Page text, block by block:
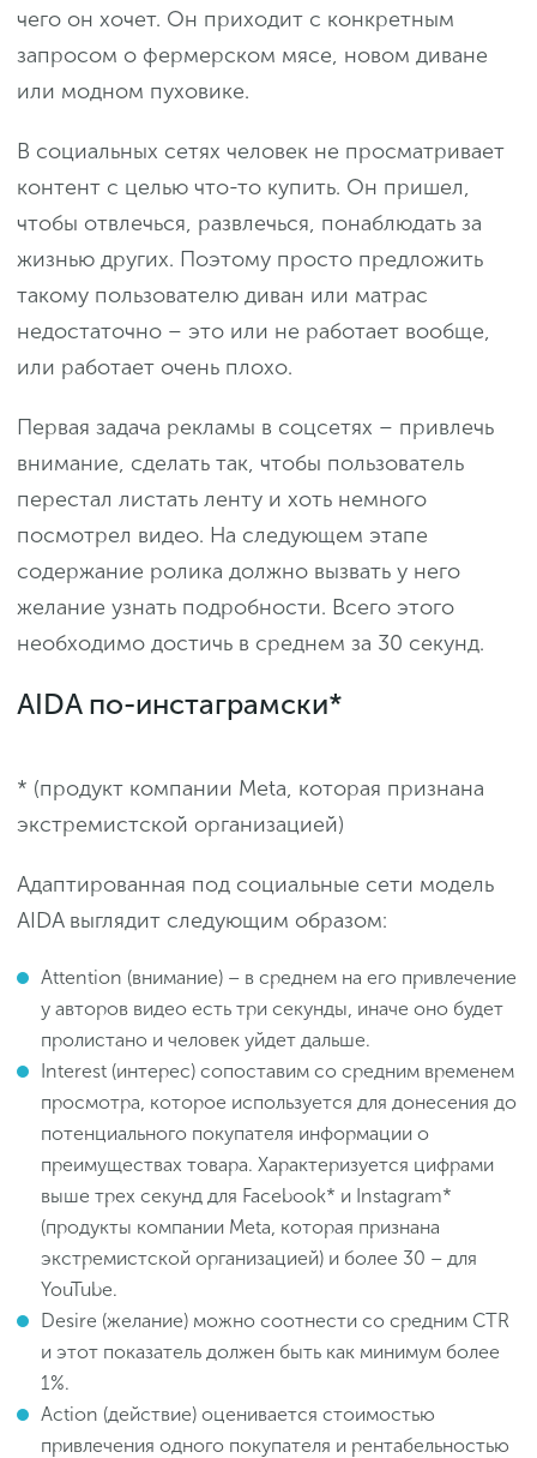
чего он хочет. Он приходит с конкретным
запросом о фермерском мясе, новом диване
или модном пуховике.
В социальных сетях человек не просматривает
контент с целью что-то купить. Он пришел,
чтобы отвлечься, развлечься, понаблюдать за
жизнью других. Поэтому просто предложить
такому пользователю диван или матрас
недостаточно – это или не работает вообще,
или работает очень плохо.
Первая задача рекламы в соцсетях – привлечь
внимание, сделать так, чтобы пользователь
перестал листать ленту и хоть немного
посмотрел видео. На следующем этапе
содержание ролика должно вызвать у него
желание узнать подробности. Всего этого
необходимо достичь в среднем за 30 секунд.
AIDA по-инстаграмски*
* (продукт компании Meta, которая признана
экстремистской организацией)
Адаптированная под социальные сети модель
AIDA выглядит следующим образом:
Attention (внимание) – в среднем на его привлечение
у авторов видео есть три секунды, иначе оно будет
пролистано и человек уйдет дальше.
Interest (интерес) сопоставим со средним временем
просмотра, которое используется для донесения до
потенциального покупателя информации о
преимуществах товара. Характеризуется цифрами
выше трех секунд для Facebook* и Instagram*
(продукты компании Meta, которая признана
экстремистской организацией) и более 30 – для
YouTube.
Desire (желание) можно соотнести со средним CTR
и этот показатель должен быть как минимум более
1%.
Action (действие) оценивается стоимостью
привлечения одного покупателя и рентабельностью